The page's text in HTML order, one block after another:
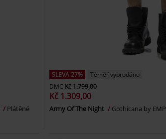
Plátěné
SLEVA 27%
Téměř vyprodáno
DMC Kč 1.799,00
Kč 1.309,00
Army Of The Night Gothicana by EMP